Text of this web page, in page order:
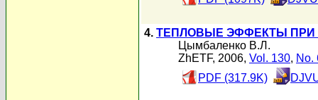
4. ТЕПЛОВЫЕ ЭФФЕКТЫ ПРИ
Цымбаленко В.Л.
ZhETF, 2006, Vol. 130, No.
PDF (317.9K)